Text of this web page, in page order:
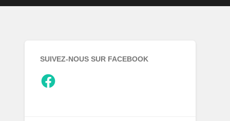
SUIVEZ-NOUS SUR FACEBOOK